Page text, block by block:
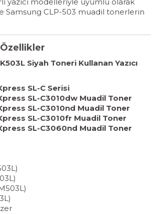
Samsung CLP-503 muadil tonerlerin
Siyah Toneri Kullanan Yazıcı
SL-C Serisi
SL-C3010dw Muadil Toner
SL-C3010nd Muadil Toner
SL-C3010fr Muadil Toner
SL-C3060nd Muadil Toner